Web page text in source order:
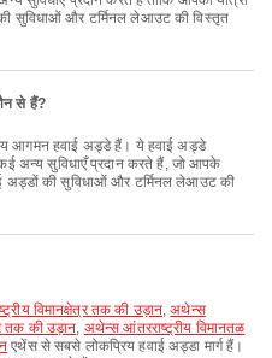
सुविधाओं और टर्मिनल लेआउट की विस्तृत
से हैं?
आगमन हवाई अड्डे हैं। ये हवाई अड्डे
कई अन्य सुविधाएँ प्रदान करते हैं, जो आपके
अड्डों की सुविधाओं और टर्मिनल लेआउट की
विमानक्षेत्र तक की उड़ान,अथेन्स
तक की उड़ान, अथेन्स आंतरराष्ट्रीय विमानतळ
एथेंस से सबसे लोकप्रिय हवाई अड्डा मार्ग हैं।